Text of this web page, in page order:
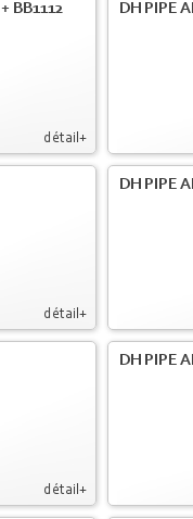
détail+
BB1112 DH PIPE
détail+
DH PIPE
détail+
DH PIPE